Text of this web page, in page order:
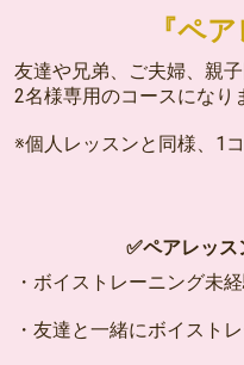
『ペ
友達や兄弟、ご夫婦、親
2名様専用のコースになり
※個人レッスンと同様、1
✅ペアレッ
・ボイストレーニング未
・友達と一緒にボイスト